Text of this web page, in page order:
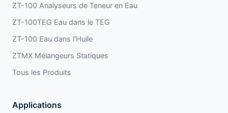
ZT-100 Analyseurs de Teneur en Eau
ZT-100TEG Eau dans le TEG
ZT-100 Eau dans l'Huile
ZTMX Mélangeurs Statiques
Tous les Produits
Applications